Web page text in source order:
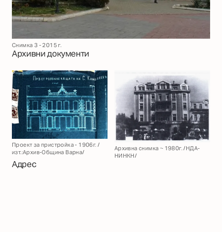
Снимка 3 - 2015 г.
Архивни документи
Проект за пристройка - 1906г. /
изт.:Архив-Община Варна/
Архивна снимка ~ 1980г. /НДА-
НИНКН/
Адрес